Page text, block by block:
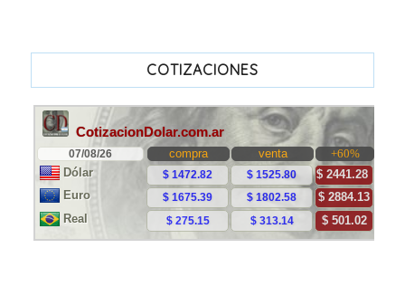
COTIZACIONES